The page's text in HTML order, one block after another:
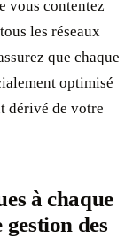
vous contentez
les réseaux
que chaque
optimisé
dérivé de votre
à chaque
des